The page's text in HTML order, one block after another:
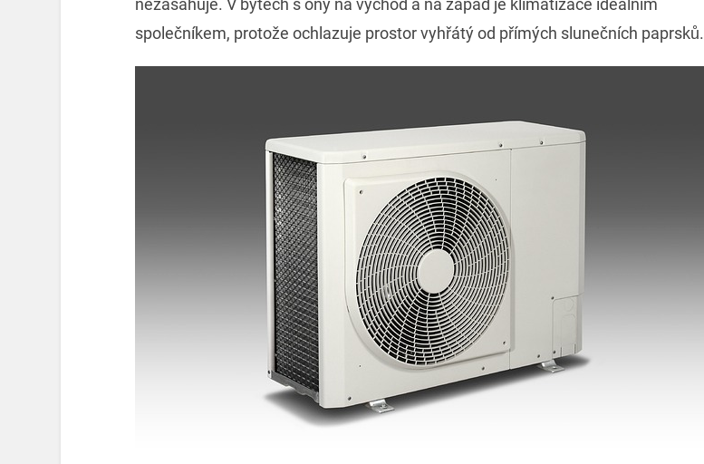
nezasahuje. V bytech s ony na východ a na západ je klimatizace ideálním
společníkem, protože ochlazuje prostor vyhřátý od přímých slunečních paprsků.